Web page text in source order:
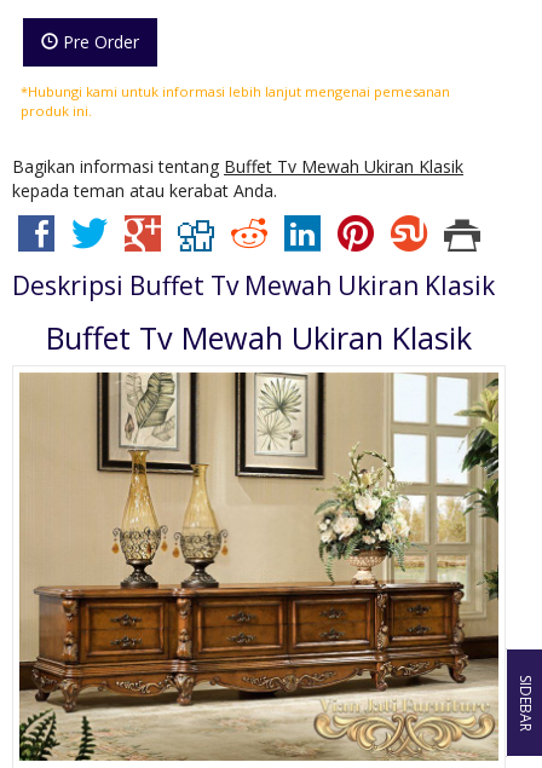
Pre Order
*Hubungi kami untuk informasi lebih lanjut mengenai pemesanan
produk ini.
Bagikan informasi tentang Buffet Tv Mewah Ukiran Klasik
kepada teman atau kerabat Anda.
Deskripsi Buffet Tv Mewah Ukiran Klasik
Buffet Tv Mewah Ukiran Klasik
SIDEBAR